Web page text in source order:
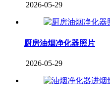
2026-05-29
厨房油烟净化器照片
2026-05-29